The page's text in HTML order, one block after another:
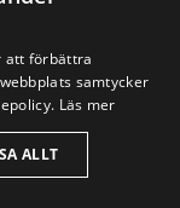
att förbättra
samtycker
Läs mer
ALLT